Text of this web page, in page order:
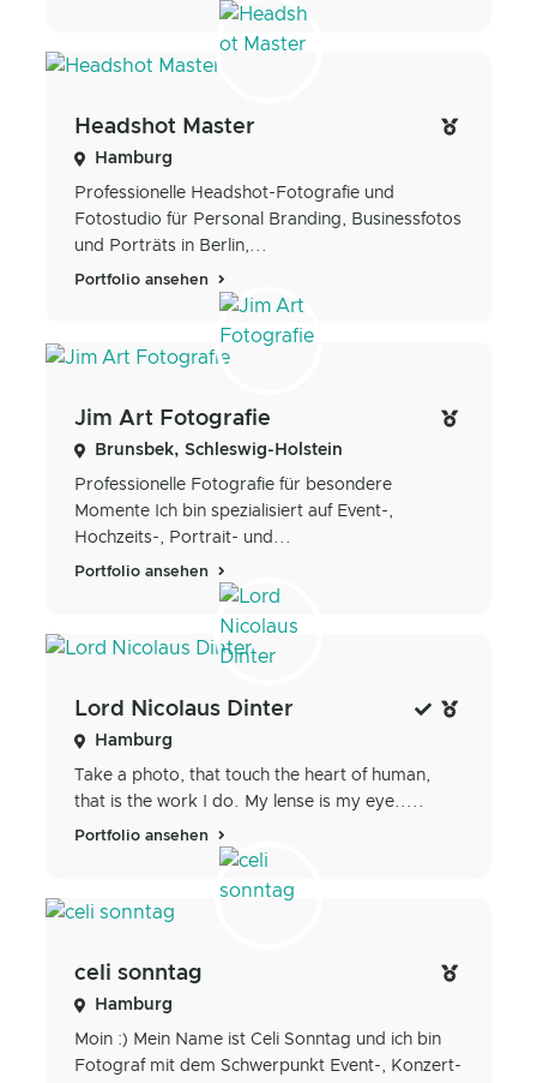
Headshot Master
Hamburg
Professionelle Headshot-Fotografie und
Fotostudio für Personal Branding, Businessfotos
und Porträts in Berlin,...
Portfolio ansehen
Jim Art Fotografie
Brunsbek, Schleswig-Holstein
Professionelle Fotografie für besondere
Momente Ich bin spezialisiert auf Event-,
Hochzeits-, Portrait- und...
Portfolio ansehen
Lord Nicolaus Dinter
Hamburg
Take a photo, that touch the heart of human,
that is the work I do. My lense is my eye.....
Portfolio ansehen
celi sonntag
Hamburg
Moin :) Mein Name ist Celi Sonntag und ich bin
Fotograf mit dem Schwerpunkt Event-, Konzert-